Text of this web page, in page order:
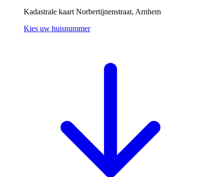
Kadastrale kaart Norbertijnenstraat, Arnhem
Kies uw huisnummer